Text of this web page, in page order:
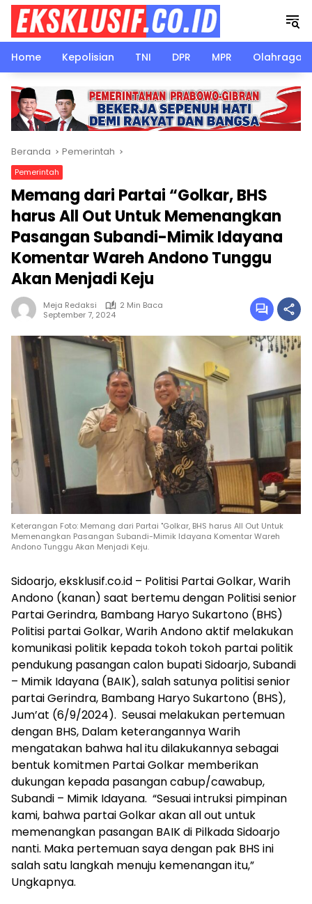
Langsung
konten
Home
Kepolisian TNI DPR MPR Olahraga
Beranda Pemerintah
Pemerintah
Memang dari Partai “Golkar, BHS
harus All Out Untuk Memenangkan
Pasangan Subandi-Mimik Idayana
Komentar Wareh Andono Tunggu
Akan Menjadi Keju
Meja Redaksi
2 Min Baca
September 7, 2024
Keterangan Foto: Memang dari Partai "Golkar, BHS harus All Out Untuk
Memenangkan Pasangan Subandi-Mimik Idayana Komentar Wareh
Andono Tunggu Akan Menjadi Keju.
Sidoarjo, eksklusif.co.id – Politisi Partai Golkar, Warih
Andono (kanan) saat bertemu dengan Politisi senior
Partai Gerindra, Bambang Haryo Sukartono (BHS)
Politisi partai Golkar, Warih Andono aktif melakukan
komunikasi politik kepada tokoh tokoh partai politik
pendukung pasangan calon bupati Sidoarjo, Subandi
– Mimik Idayana (BAIK), salah satunya politisi senior
partai Gerindra, Bambang Haryo Sukartono (BHS),
Jum’at (6/9/2024). Seusai melakukan pertemuan
dengan BHS, Dalam keterangannya Warih
mengatakan bahwa hal itu dilakukannya sebagai
bentuk komitmen Partai Golkar memberikan
dukungan kepada pasangan cabup/cawabup,
Subandi – Mimik Idayana. “Sesuai intruksi pimpinan
kami, bahwa partai Golkar akan all out untuk
memenangkan pasangan BAIK di Pilkada Sidoarjo
nanti. Maka pertemuan saya dengan pak BHS ini
salah satu langkah menuju kemenangan itu,”
Ungkapnya.